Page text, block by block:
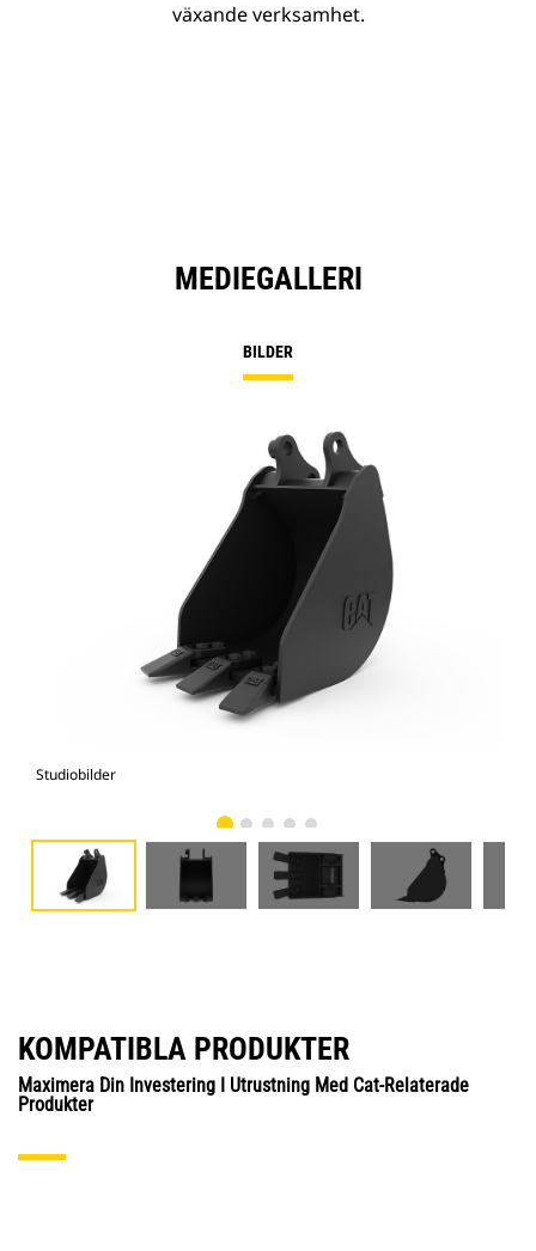
växande verksamhet.
MEDIEGALLERI
BILDER
Studiobilder
KOMPATIBLA PRODUKTER
Maximera Din Investering I Utrustning Med Cat-Relaterade
Produkter